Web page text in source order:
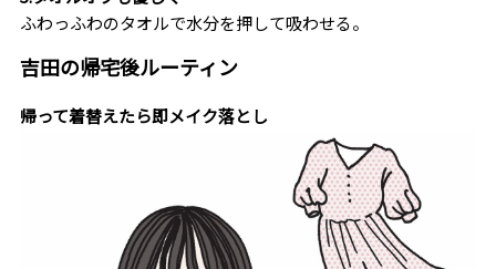
ふわっふわのタオルで水分を押して吸わせる。
吉田の帰宅後ルーティン
帰って着替えたら即メイク落とし